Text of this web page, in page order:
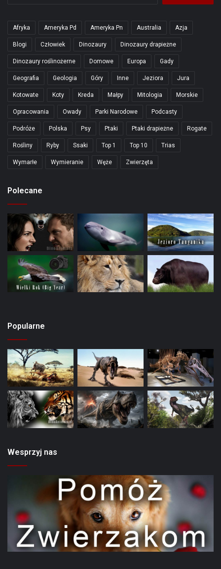
Afryka Ameryka Pd Ameryka Pn Australia Azja
Blogi Człowiek Dinozaury Dinozaury drapieżne
Dinozaury roślinożerne Domowe Europa Gady
Geografia Geologia Góry Inne Jeziora Jura
Kotowate Koty Kreda Małpy Mitologia Morskie
Opracowania Owady Parki Narodowe Podcasty
Podróże Polska Psy Ptaki Ptaki drapieżne Rogate
Rośliny Ryby Ssaki Top 1 Top 10 Trias
Wymarłe Wymieranie Węże Zwierzęta
Polecane
Popularne
Wesprzyj nas